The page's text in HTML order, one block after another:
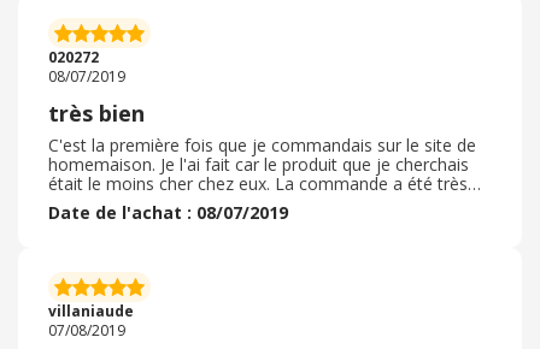
grâce à EbuyClub j’ai reçu 5, 00€ de cashback, ce qui est
toujours sympa. Site de vente de linge et d’accessoires
de maison à recommander sans problème.
020272
08/07/2019
très bien
C'est la première fois que je commandais sur le site de
homemaison. Je l'ai fait car le produit que je cherchais
était le moins cher chez eux. La commande a été très
facile à faire sur leur site et la livraison était annoncée
pour 1 semaine de délai ce qui est correct. De plus, la
Aucun problème. La finition des produits ( pour moi des
rideaux) n'est par contre pas parfaite, car le bas des
rideaux n'est pas très droit mais je n'avais pas
commandé le prix le plus cher c'est peut être
Date de l'achat : 08/07/2019
villaniaude
07/08/2019